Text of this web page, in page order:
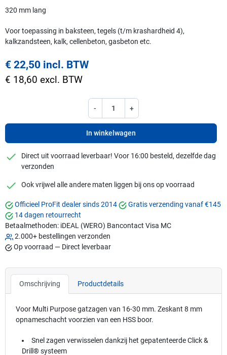
320 mm lang
Voor toepassing in baksteen, tegels (t/m krashardheid 4),
kalkzandsteen, kalk, cellenbeton, gasbeton etc.
€ 22,50 incl. BTW
€ 18,60 excl. BTW
- +
In winkelwagen
checkmark
Direct uit voorraad leverbaar! Voor 16:00 besteld, dezelfde dag
verzonden
checkmark
Ook vrijwel alle andere maten liggen bij ons op voorraad
Officieel ProFit dealer sinds 2014
Gratis verzending vanaf €145
14 dagen retourrecht
Betaalmethoden: iDEAL (WERO) Bancontact Visa MC
2.000+ bestellingen verzonden
Op voorraad — Direct leverbaar
Omschrijving Productdetails
Voor Multi Purpose gatzagen van 16-30 mm. Zeskant 8 mm
opnameschacht voorzien van een HSS boor.
Snel zagen verwisselen dankzij het gepatenteerde Click &
Drill® systeem